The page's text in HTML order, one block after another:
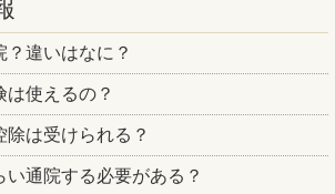
違いはなに？
は使えるの？
は受けられる？
い通院する必要がある？